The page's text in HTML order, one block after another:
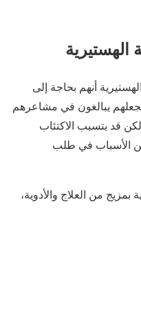
أنهم بحاجة إلى
يبالغون في مشاعرهم
قد يتسبب الاكتئاب
الأسباب في طلب
من العلاج والأدوية،